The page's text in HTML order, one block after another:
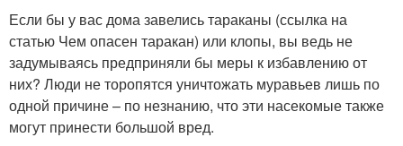
Если бы у вас дома завелись тараканы (ссылка на
статью Чем опасен таракан) или клопы, вы ведь не
задумываясь предприняли бы меры к избавлению от
них? Люди не торопятся уничтожать муравьев лишь по
одной причине – по незнанию, что эти насекомые также
могут принести большой вред.